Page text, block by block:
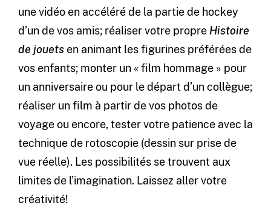
une vidéo en accéléré de la partie de hockey
d’un de vos amis; réaliser votre propre Histoire
de jouetsen animant les figurines préférées de
vos enfants; monter un « film hommage » pour
un anniversaire ou pour le départ d’un collègue;
réaliser un film à partir de vos photos de
voyage ou encore, tester votre patience avec la
technique de rotoscopie (dessin sur prise de
vue réelle). Les possibilités se trouvent aux
limites de l’imagination. Laissez aller votre
créativité!